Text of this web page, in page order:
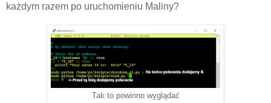
każdym razem po uruchomieniu Maliny?
Tak to powinno wyglądać